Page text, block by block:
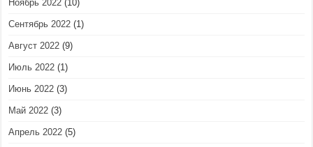
Ноябрь 2022 (10)
Сентябрь 2022 (1)
Август 2022 (9)
Июль 2022 (1)
Июнь 2022 (3)
Май 2022 (3)
Апрель 2022 (5)